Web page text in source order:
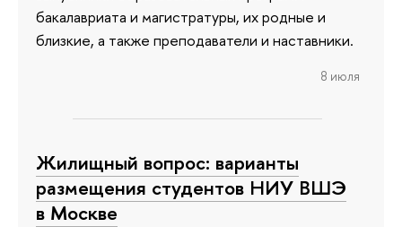
бакалавриата и магистратуры, их родные и
близкие, а также преподаватели и наставники.
8 июля
Жилищный вопрос: варианты
размещения студентов НИУ ВШЭ
в Москве